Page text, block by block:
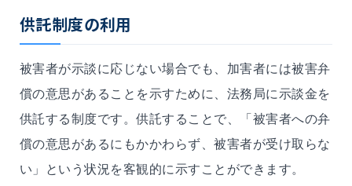
供託制度の利用
被害者が示談に応じない場合でも、加害者には被害弁
償の意思があることを示すために、法務局に示談金を
供託する制度です。供託することで、「被害者への弁
償の意思があるにもかかわらず、被害者が受け取らな
い」という状況を客観的に示すことができます。